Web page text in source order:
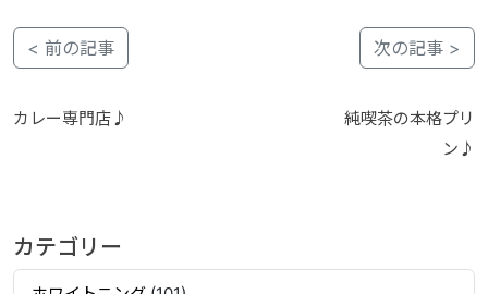
< 前の記事
カレー専門店♪
次の記事 >
純喫茶の本格プリ
ン♪
カテゴリー